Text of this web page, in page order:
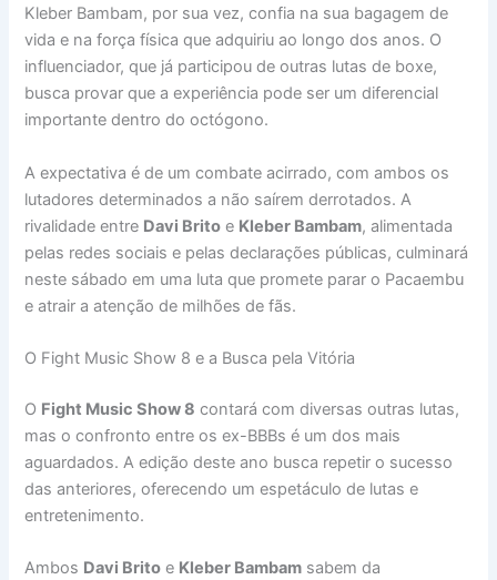
Kleber Bambam, por sua vez, confia na sua bagagem de
vida e na força física que adquiriu ao longo dos anos. O
influenciador, que já participou de outras lutas de boxe,
busca provar que a experiência pode ser um diferencial
importante dentro do octógono.
A expectativa é de um combate acirrado, com ambos os
lutadores determinados a não saírem derrotados. A
rivalidade entre Davi Brito e Kleber Bambam, alimentada
pelas redes sociais e pelas declarações públicas, culminará
neste sábado em uma luta que promete parar o Pacaembu
e atrair a atenção de milhões de fãs.
O Fight Music Show 8 e a Busca pela Vitória
O Fight Music Show 8 contará com diversas outras lutas,
mas o confronto entre os ex-BBBs é um dos mais
aguardados. A edição deste ano busca repetir o sucesso
das anteriores, oferecendo um espetáculo de lutas e
entretenimento.
Ambos Davi Brito e Kleber Bambam sabem da